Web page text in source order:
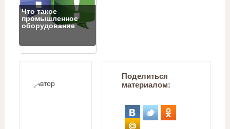
Что такое
промышленное
оборудование
Поделиться
материалом: